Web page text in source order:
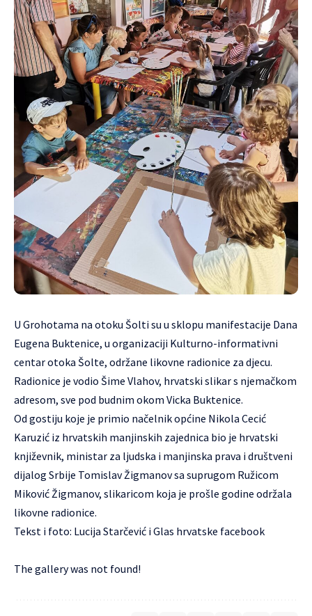
U Grohotama na otoku Šolti su u sklopu manifestacije Dana
Eugena Buktenice, u organizaciji Kulturno-informativni
centar otoka Šolte, održane likovne radionice za djecu.
Radionice je vodio Šime Vlahov, hrvatski slikar s njemačkom
adresom, sve pod budnim okom Vicka Buktenice.
Od gostiju koje je primio načelnik općine Nikola Cecić
Karuzić iz hrvatskih manjinskih zajednica bio je hrvatski
književnik, ministar za ljudska i manjinska prava i društveni
dijalog Srbije Tomislav Žigmanov sa suprugom Ružicom
Miković Žigmanov, slikaricom koja je prošle godine održala
likovne radionice.
Tekst i foto: Lucija Starčević iGlas hrvatske facebook
The gallery was not found!